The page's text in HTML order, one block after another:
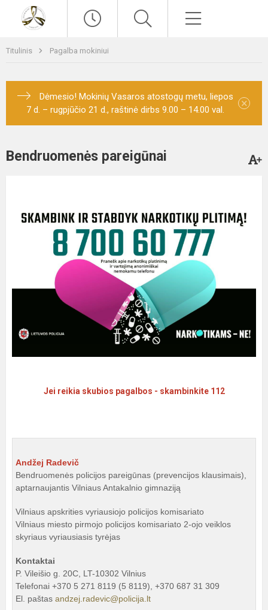
Titulinis Pagalba mokiniui
Dėmesio! Mokinių Vasaros atostogų metu, liepos
7 d. – rugpjūčio 21 d., raštinė dirbs 9.00 – 14.00 val.
×
Bendruomenės pareigūnai
Jei reikia skubios pagalbos - skambinkite 112
Andžej Radevič
Bendruomenės policijos pareigūnas (prevencijos klausimais),
aptarnaujantis Vilniaus Antakalnio gimnaziją
Vilniaus apskrities vyriausiojo policijos komisariato
Vilniaus miesto pirmojo policijos komisariato 2-ojo veiklos
skyriaus vyriausiasis tyrėjas
Kontaktai
P. Vileišio g. 20C, LT-10302 Vilnius
Telefonai +370 5 271 8119 (5 8119), +370 687 31 309
El. paštas andzej.radevic@policija.lt